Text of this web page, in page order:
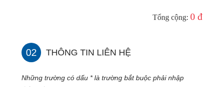
Tổng cộng: 0 đ
02 THÔNG TIN LIÊN HỆ
Những trường có dấu * là trường bắt buộc phải nhập